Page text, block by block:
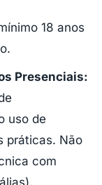
18 anos
Presenciais:
uso de
práticas. Não
com